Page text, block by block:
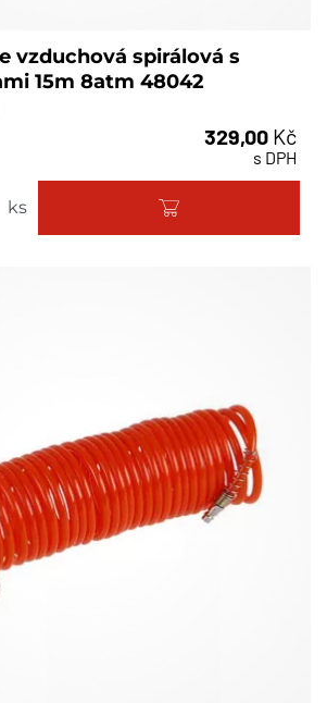
vzduchová spirálová s
15m 8atm 48042
329,00 Kč
s DPH
ks